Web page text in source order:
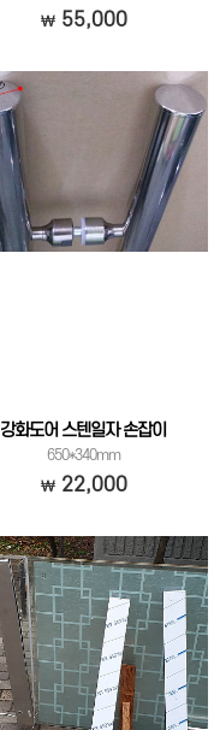
55,000
강화도어 스텐일자 손잡이
650*340mm
22,000